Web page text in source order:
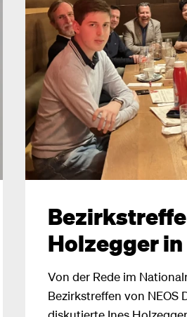
Holzegger
Von der Rede im
Bezirkstreffen von NEOS